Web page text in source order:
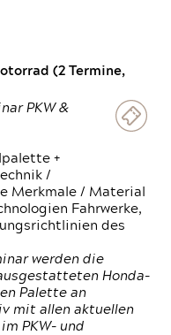
(2 Termine,
PKW &
+
/
Merkmale / Material
Fahrwerke,
des
werden die
Honda-
Palette an
mit allen aktuellen
PKW- und